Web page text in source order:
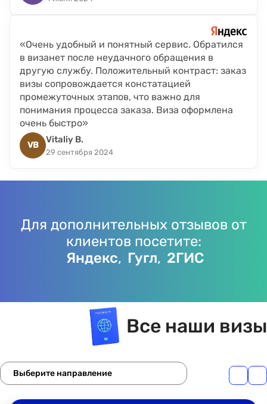
«Очень удобный и понятный сервис. Обратился
в визанет после неудачного обращения в
другую службу. Положительный контраст: заказ
визы сопровождается констатацией
промежуточных этапов, что важно для
понимания процесса заказа. Виза оформлена
очень быстро»
VB
Vitaliy B.
29 сентября 2024
Для дополнительных отзывов от
клиентов посетите:
Яндекс, Гугл, 2ГИС
Все наши визы
Выберите направление